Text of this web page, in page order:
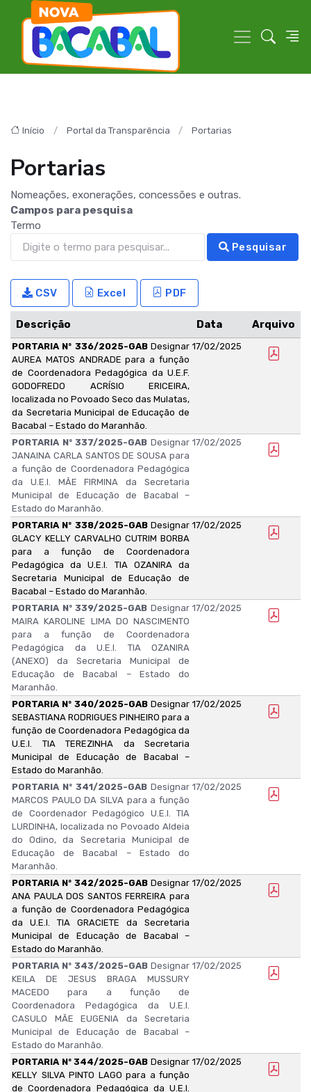
Início Portal da Transparência Portarias
Portarias
Nomeações, exonerações, concessões e outras.
Campos para pesquisa
Termo
Pesquisar
CSV Excel PDF
Descrição Data Arquivo
PORTARIA Nº 336/2025-GAB Designar
AUREA MATOS ANDRADE para a função
de Coordenadora Pedagógica da U.E.F.
GODOFREDO ACRÍSIO ERICEIRA,
localizada no Povoado Seco das Mulatas,
da Secretaria Municipal de Educação de
Bacabal – Estado do Maranhão.
17/02/2025
PORTARIA Nº 337/2025-GAB Designar
JANAINA CARLA SANTOS DE SOUSA para
a função de Coordenadora Pedagógica
da U.E.I. MÃE FIRMINA da Secretaria
Municipal de Educação de Bacabal –
Estado do Maranhão.
17/02/2025
PORTARIA Nº 338/2025-GAB Designar
GLACY KELLY CARVALHO CUTRIM BORBA
para a função de Coordenadora
Pedagógica da U.E.I. TIA OZANIRA da
Secretaria Municipal de Educação de
Bacabal – Estado do Maranhão.
17/02/2025
PORTARIA Nº 339/2025-GAB Designar
MAIRA KAROLINE LIMA DO NASCIMENTO
para a função de Coordenadora
Pedagógica da U.E.I. TIA OZANIRA
(ANEXO) da Secretaria Municipal de
Educação de Bacabal – Estado do
Maranhão.
17/02/2025
PORTARIA Nº 340/2025-GAB Designar
SEBASTIANA RODRIGUES PINHEIRO para a
função de Coordenadora Pedagógica da
U.E.I. TIA TEREZINHA da Secretaria
Municipal de Educação de Bacabal –
Estado do Maranhão.
17/02/2025
PORTARIA Nº 341/2025-GAB Designar
MARCOS PAULO DA SILVA para a função
de Coordenador Pedagógico U.E.I. TIA
LURDINHA, localizada no Povoado Aldeia
do Odino, da Secretaria Municipal de
Educação de Bacabal – Estado do
Maranhão.
17/02/2025
PORTARIA Nº 342/2025-GAB Designar
ANA PAULA DOS SANTOS FERREIRA para
a função de Coordenadora Pedagógica
da U.E.I. TIA GRACIETE da Secretaria
Municipal de Educação de Bacabal –
Estado do Maranhão.
17/02/2025
PORTARIA Nº 343/2025-GAB Designar
KEILA DE JESUS BRAGA MUSSURY
MACEDO para a função de
Coordenadora Pedagógica da U.E.I.
CASULO MÃE EUGENIA da Secretaria
Municipal de Educação de Bacabal –
Estado do Maranhão.
17/02/2025
PORTARIA Nº 344/2025-GAB Designar
KELLY SILVA PINTO LAGO para a função
de Coordenadora Pedagógica da U.E.I.
17/02/2025